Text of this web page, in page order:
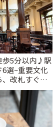
歩5分以内♪駅
選~重要文化
改札すぐの
とりっぷ